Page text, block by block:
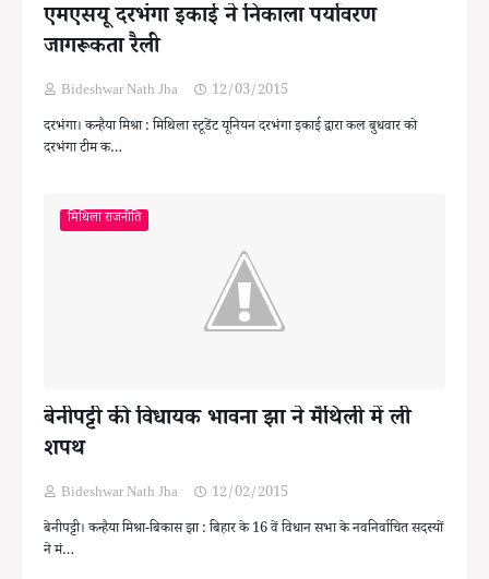
एमएसयू दरभंगा इकाई ने निकाला पर्यावरण
जागरूकता रैली
Bideshwar Nath Jha
12/03/2015
दरभंगा। कन्हैया मिश्रा : मिथिला स्टूडेंट यूनियन दरभंगा इकाई द्वारा कल बुधवार को
दरभंगा टीम क…
मिथिला राजनीति
बेनीपट्टी की विधायक भावना झा ने मैथिली में ली
शपथ
Bideshwar Nath Jha
12/02/2015
बेनीपट्टी। कन्हैया मिश्रा-बिकास झा : बिहार के 16 वें विधान सभा के नवनिर्वाचित सदस्यों
ने मं…